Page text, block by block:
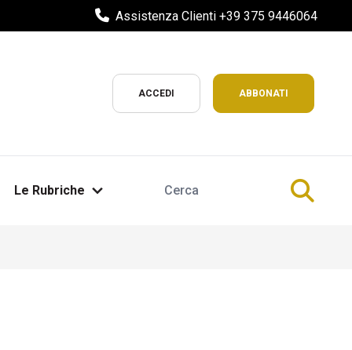
Assistenza Clienti +39 375 9446064
ACCEDI ABBONATI
Le Rubriche